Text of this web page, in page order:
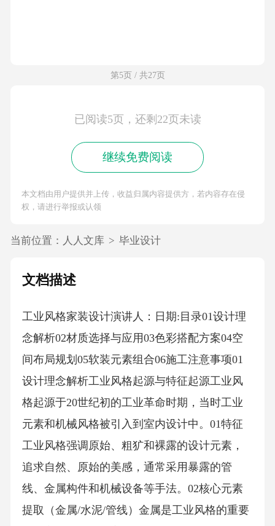
第5页 / 共27页
已阅读5页，还剩22页未读
继续免费阅读
本文档由用户提供并上传，收益归属内容提供方，若内容存在侵
权，请进行举报或认领
当前位置： 人人文库 > 毕业设计
文档描述
工业风格家装设计演讲人：日期:目录01设计理
念解析02材质选择与应用03色彩搭配方案04空
间布局规划05软装元素组合06施工注意事项01
设计理念解析工业风格起源与特征起源工业风
格起源于20世纪初的工业革命时期，当时工业
元素和机械风格被引入到室内设计中。01特征
工业风格强调原始、粗犷和裸露的设计元素，
追求自然、原始的美感，通常采用暴露的管
线、金属构件和机械设备等手法。02核心元素
提取（金属/水泥/管线）金属是工业风格的重要